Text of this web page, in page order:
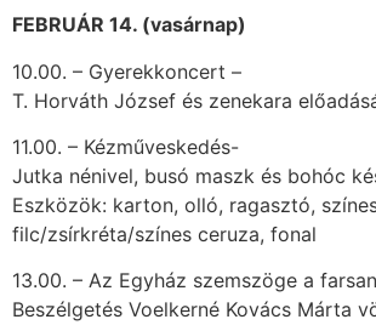
FEBRUÁR 14. (vasárnap)
10.00. – Gyerekkoncert –
T. Horváth József és zenekara
11.00. – Kézműveskedés-
Jutka nénivel, busó maszk és bohóc
Eszközök: karton, olló, ragasztó,
filc/zsírkréta/színes ceruza, fonal
13.00. – Az Egyház szemszöge a
Beszélgetés Voelkerné Kovács Márta